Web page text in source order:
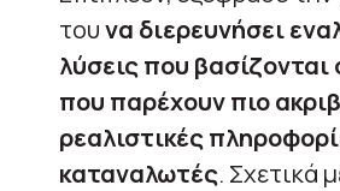
τουνα διερευνήσει
λύσεις που βασίζονται
που παρέχουν πιο
ρεαλιστικές
καταναλωτές. Σχετικά